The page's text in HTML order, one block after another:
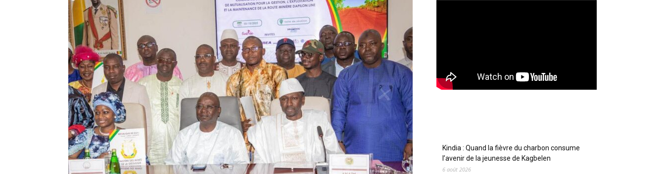
Kindia : Quand la fièvre du charbon consume
l’avenir de la jeunesse de Kagbelen
6 août 2026